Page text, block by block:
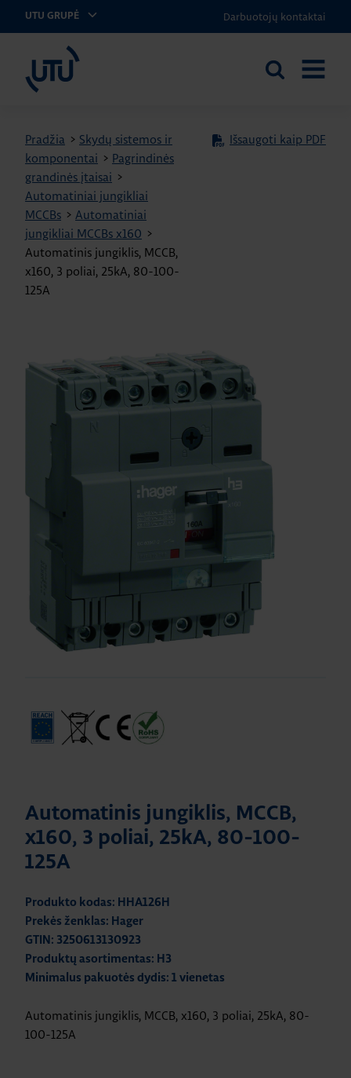
UTU GRUPĖ Darbuotojų kontaktai
UTU Lithuania
Ieškoti
Pradžia > Skydų sistemos ir
komponentai > Pagrindinės
grandinės įtaisai >
Automatiniai jungikliai
MCCBs > Automatiniai
jungikliai MCCBs x160 >
Automatinis jungiklis, MCCB,
x160, 3 poliai, 25kA, 80-100-
125A
Išsaugoti kaip PDF
Automatinis jungiklis, MCCB,
x160, 3 poliai, 25kA, 80-100-
125A
Produkto kodas: HHA126H
Prekės ženklas: Hager
GTIN: 3250613130923
Produktų asortimentas: H3
Minimalus pakuotės dydis: 1 vienetas
Automatinis jungiklis, MCCB, x160, 3 poliai, 25kA, 80-
100-125A